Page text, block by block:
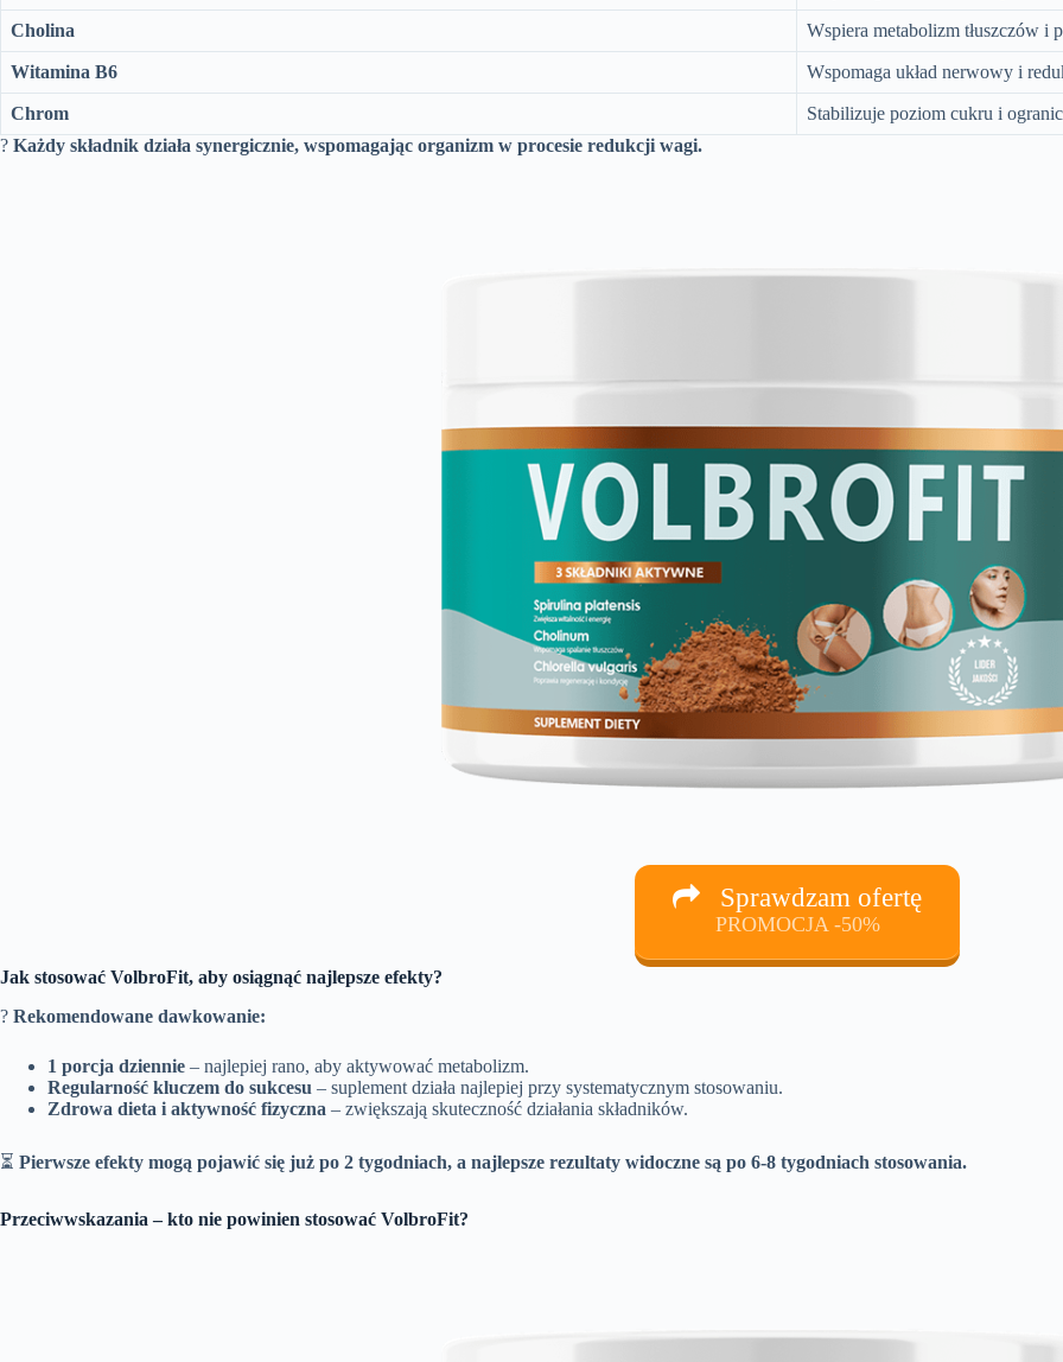
Cholina Wspiera metabolizm tłuszczów i
Witamina B6 Wspomaga układ nerwowy i
Chrom Stabilizuje poziom cukru i
? Każdy składnik działa synergicznie, wspomagając organizm w procesie redukcji wagi.
Sprawdzam ofertę
PROMOCJA -50%
Jak stosować VolbroFit, aby osiągnąć najlepsze efekty?
? Rekomendowane dawkowanie:
1 porcja dziennie – najlepiej rano, aby aktywować metabolizm.
Regularność kluczem do sukcesu – suplement działa najlepiej przy systematycznym stosowaniu.
Zdrowa dieta i aktywność fizyczna – zwiększają skuteczność działania składników.
⏳ Pierwsze efekty mogą pojawić się już po 2 tygodniach, a najlepsze rezultaty widoczne są po 6-8 tygodniach stosowania.
Przeciwwskazania – kto nie powinien stosować VolbroFit?